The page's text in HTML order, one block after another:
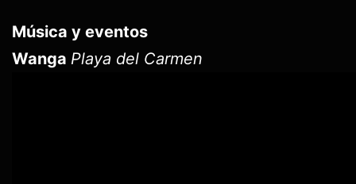
Música y eventos
Wanga Playa del Carmen